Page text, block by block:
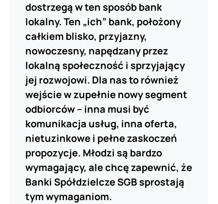
dostrzegą w ten sposób bank
lokalny. Ten „ich” bank, położony
całkiem blisko, przyjazny,
nowoczesny, napędzany przez
lokalną społeczność i sprzyjający
jej rozwojowi. Dla nas to również
wejście w zupełnie nowy segment
odbiorców – inna musi być
komunikacja usług, inna oferta,
nietuzinkowe i pełne zaskoczeń
propozycje. Młodzi są bardzo
wymagający, ale chcę zapewnić, że
Banki Spółdzielcze SGB sprostają
tym wymaganiom.